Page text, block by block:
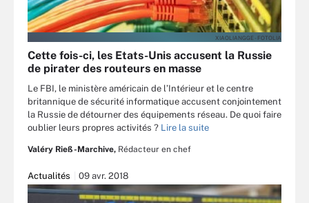
XIAOLIANGGE - FOTOLIA
Cette fois-ci, les Etats-Unis accusent la Russie
de pirater des routeurs en masse
Le FBI, le ministère américain de l’Intérieur et le centre
britannique de sécurité informatique accusent conjointement
la Russie de détourner des équipements réseau. De quoi faire
oublier leurs propres activités ? Lire la suite
Valéry Rieß-Marchive, Rédacteur en chef
Actualités 09 avr. 2018